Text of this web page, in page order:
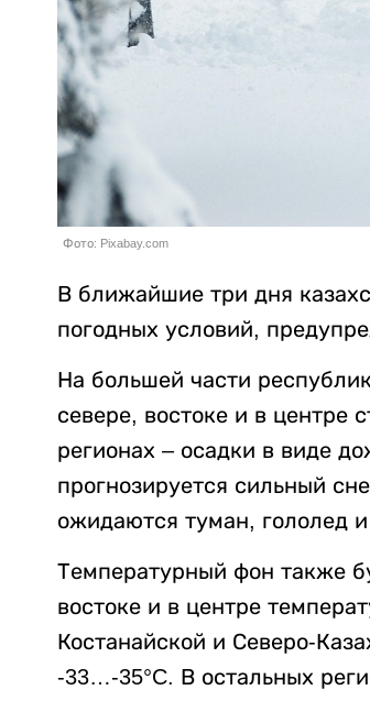
Фото: Pixabay.com
В ближайшие три дня
погодных условий,
На большей части
севере, востоке и в центре
регионах – осадки в виде
прогнозируется сильный
ожидаются туман, гололед
Температурный фон также
востоке и в центре
Костанайской и Северо-
-33…-35°C. В остальных